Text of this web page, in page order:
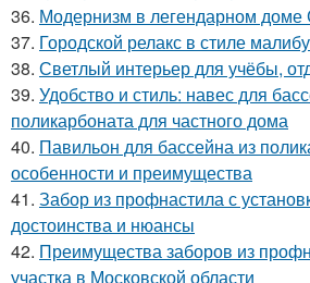
36. Модернизм в легендарном доме
37. Городской релакс в стиле
38. Светлый интерьер для учёбы,
39. Удобство и стиль: навес для
поликарбоната для частного дома
40. Павильон для бассейна из
особенности и преимущества
41. Забор из профнастила с
достоинства и нюансы
42. Преимущества заборов из
участка в Московской области